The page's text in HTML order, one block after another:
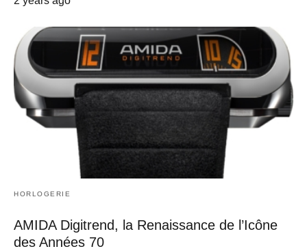
HORLOGERIE
AMIDA Digitrend, la Renaissance de l’Icône
des Années 70